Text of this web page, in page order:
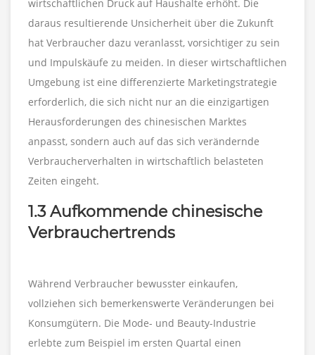
wirtschaftlichen Druck auf Haushalte erhöht. Die
daraus resultierende Unsicherheit über die Zukunft
hat Verbraucher dazu veranlasst, vorsichtiger zu sein
und Impulskäufe zu meiden. In dieser wirtschaftlichen
Umgebung ist eine differenzierte Marketingstrategie
erforderlich, die sich nicht nur an die einzigartigen
Herausforderungen des chinesischen Marktes
anpasst, sondern auch auf das sich verändernde
Verbraucherverhalten in wirtschaftlich belasteten
Zeiten eingeht.
1.3 Aufkommende chinesische
Verbrauchertrends
Während Verbraucher bewusster einkaufen,
vollziehen sich bemerkenswerte Veränderungen bei
Konsumgütern. Die Mode- und Beauty-Industrie
erlebte zum Beispiel im ersten Quartal einen